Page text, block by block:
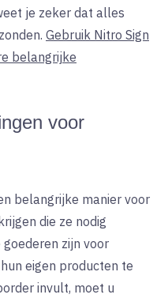
je zeker dat alles
Gebruik Nitro Sign
belangrijke
voor
belangrijke manier voor
die ze nodig
zijn voor
eigen producten te
invult, moet u